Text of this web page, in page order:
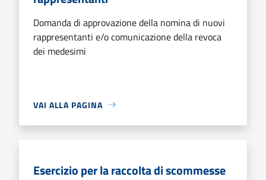
Domanda di approvazione della nomina di nuovi
rappresentanti e/o comunicazione della revoca
dei medesimi
VAI ALLA PAGINA
Esercizio per la raccolta di scommesse